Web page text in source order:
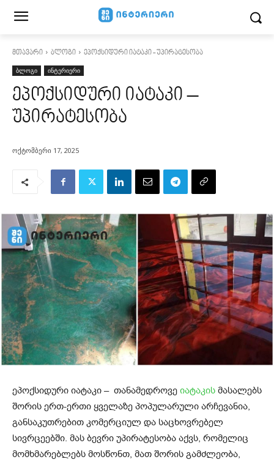
მთავარი ბლოგი ეპოქსიდური იატაკი - უპირატესობა
ბლოგი ინტერიერი
ეპოქსიდური იატაკი –
უპირატესობა
ოქტომბერი 17, 2025
ეპოქსიდური იატაკი – თანამედროვე იატაკის მასალებს
შორის ერთ-ერთი ყველაზე პოპულარული არჩევანია,
განსაკუთრებით კომერციულ და საცხოვრებელ
სივრცეებში. მას ბევრი უპირატესობა აქვს, რომელიც
მომხმარებლებს მოსწონთ, მათ შორის გამძლეობა,